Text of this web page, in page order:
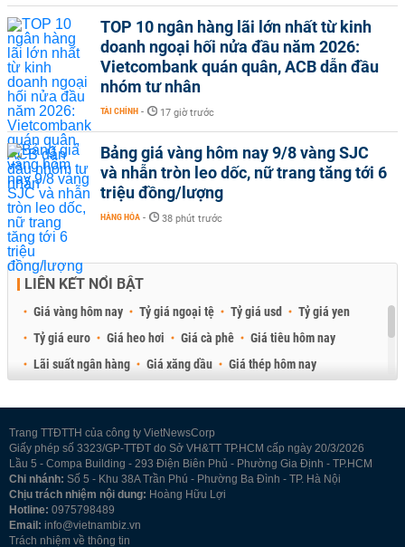
TOP 10 ngân hàng lãi lớn nhất từ kinh
doanh ngoại hối nửa đầu năm 2026:
Vietcombank quán quân, ACB dẫn đầu
nhóm tư nhân
TÀI CHÍNH - 17 giờ trước
Bảng giá vàng hôm nay 9/8 vàng SJC
và nhẫn tròn leo dốc, nữ trang tăng tới 6
triệu đồng/lượng
HÀNG HÓA - 38 phút trước
LIÊN KẾT NỔI BẬT
Giá vàng hôm nay Tỷ giá ngoại tệ Tỷ giá usd
Tỷ giá yen
Tỷ giá euro
Giá heo hơi Giá cà phê
Giá tiêu hôm nay
Lãi suất ngân hàng
Giá xăng dầu
Giá thép hôm nay
Trang TTĐTTH của công ty VietNewsCorp
Giấy phép số 3323/GP-TTĐT do Sở VH&TT TP.HCM cấp ngày 20/3/2026
Lầu 5 - Compa Building - 293 Điện Biên Phủ - Phường Gia Định - TP.HCM
Chi nhánh: Số 5 - Khu 38A Trần Phú - Phường Ba Đình - TP. Hà Nội
Chịu trách nhiệm nội dung: Hoàng Hữu Lợi
Hotline: 0975798489
Email: info@vietnambiz.vn
Trách nhiệm về thông tin